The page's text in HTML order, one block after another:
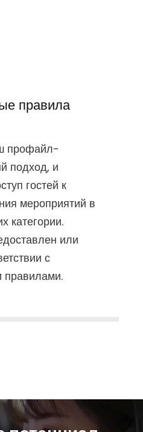
правила
профайл-
подход, и
гостей к
мероприятий в
категории.
или
с
правилами.